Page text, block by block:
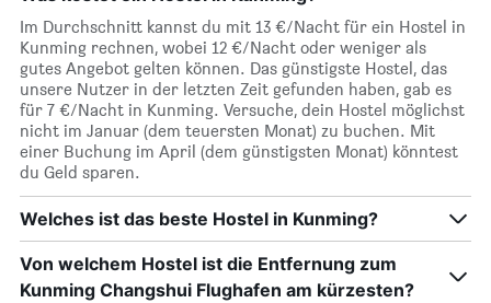
Im Durchschnitt kannst du mit 13 €/Nacht für ein Hostel in
Kunming rechnen, wobei 12 €/Nacht oder weniger als
gutes Angebot gelten können. Das günstigste Hostel, das
unsere Nutzer in der letzten Zeit gefunden haben, gab es
für 7 €/Nacht in Kunming. Versuche, dein Hostel möglichst
nicht im Januar (dem teuersten Monat) zu buchen. Mit
einer Buchung im April (dem günstigsten Monat) könntest
du Geld sparen.
Welches ist das beste Hostel in Kunming?
Von welchem Hostel ist die Entfernung zum
Kunming Changshui Flughafen am kürzesten?